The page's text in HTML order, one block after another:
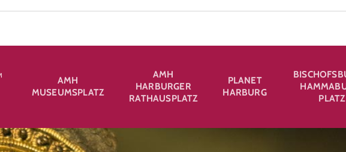
AMH
MUSEUMSPLATZ
AMH
HARBURGER
RATHAUSPLATZ
PLANET
HARBURG
PLATZ